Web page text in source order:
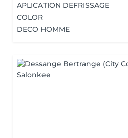
APLICATION DEFRISSAGE
COLOR
DECO HOMME